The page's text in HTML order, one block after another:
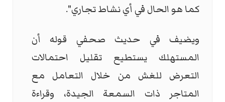
كما هو الحال في أي نشاط تجاري".
ويضيف في حديث صحفي قوله أن
المستهلك يستطيع تقليل احتمالات
التعرض للغش من خلال التعامل مع
المتاجر ذات السمعة الجيدة، وقراءة